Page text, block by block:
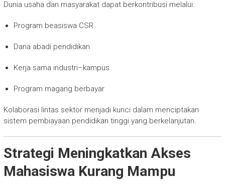
Dunia usaha dan masyarakat dapat berkontribusi melalui:
Program beasiswa CSR
Dana abadi pendidikan
Kerja sama industri–kampus
Program magang berbayar
Kolaborasi lintas sektor menjadi kunci dalam menciptakan
sistem pembiayaan pendidikan tinggi yang berkelanjutan.
Strategi Meningkatkan Akses
Mahasiswa Kurang Mampu